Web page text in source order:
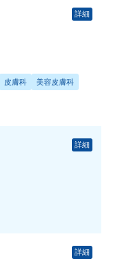
詳細
皮膚科 美容皮膚科
詳細
詳細